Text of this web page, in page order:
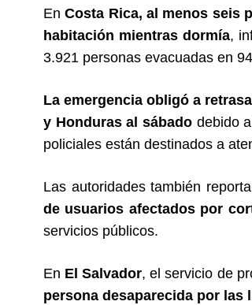
En Costa Rica, al menos seis
habitación mientras dormía,
3.921 personas evacuadas en
La emergencia obligó a
y Honduras al sábadodebido a
policiales están destinados a
Las autoridades también
de usuarios afectados por
servicios públicos.
En El Salvador, el servicio de
persona desaparecida por las